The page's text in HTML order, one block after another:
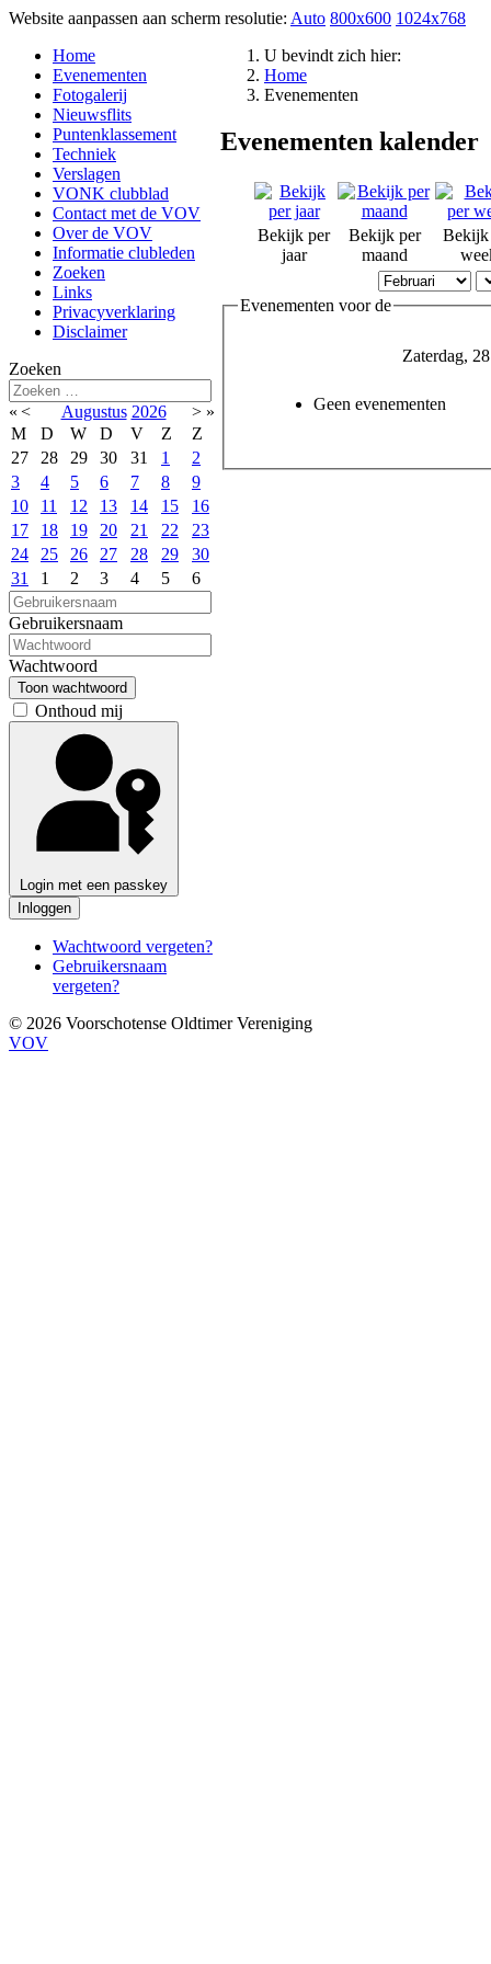
Website aanpassen aan scherm resolutie: Auto 800x600 1024x768
Home
Evenementen
Fotogalerij
Nieuwsflits
Puntenklassement
Techniek
Verslagen
VONK clubblad
Contact met de VOV
Over de VOV
Informatie clubleden
Zoeken
Links
Privacyverklaring
Disclaimer
Zoeken
« < Augustus 2026 > »
M
D W D V Z
Z
27
28 29 30 31 1
2
3
4 5 6 7 8
9
10
11 12 13 14 15
16
17
18 19 20 21 22
23
24
25 26 27 28 29
30
31
1 2 3 4 5 6
Gebruikersnaam
Wachtwoord
Toon wachtwoord
Onthoud mij
Login met een passkey
Inloggen
Wachtwoord vergeten?
Gebruikersnaam
vergeten?
U bevindt zich hier:
Home
Evenementen
Evenementen kalender
Bekijk per
jaar
Bekijk per
maand
Bekijk
Evenementen voor de
Zaterdag,
Geen evenementen
© 2026 Voorschotense Oldtimer Vereniging
VOV